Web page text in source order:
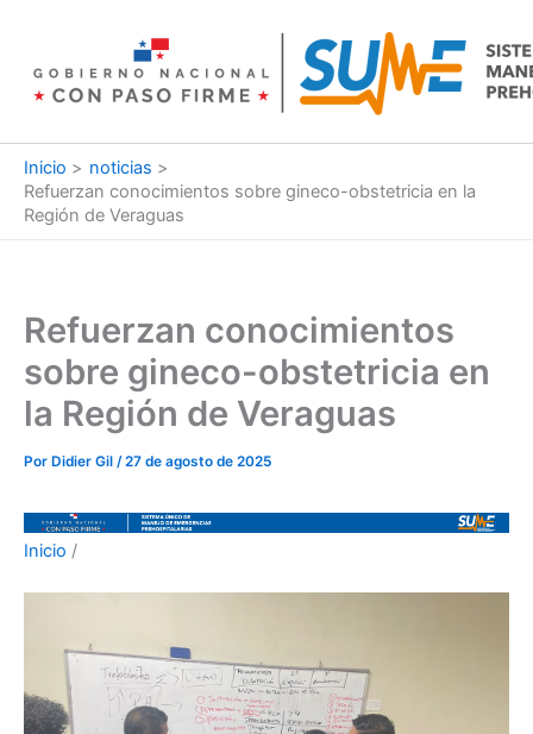
contenido
Inicio
noticias
Refuerzan conocimientos sobre gineco-obstetricia en la
Región de Veraguas
Refuerzan conocimientos
sobre gineco-obstetricia en
la Región de Veraguas
Por Didier Gil /27 de agosto de 2025
Inicio /